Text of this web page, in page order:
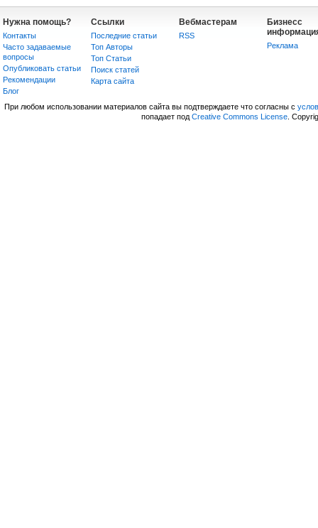
Нужна помощь?
Контакты
Часто задаваемые
вопросы
Опубликовать статьи
Рекомендации
Блог
Ссылки
Последние статьи
Топ Авторы
Топ Статьи
Поиск статей
Карта сайта
Вебмастерам
RSS
Бизнесс
Реклама
При любом использовании материалов сайта вы подтверждаете что согласны с
попадает под Creative Commons License.